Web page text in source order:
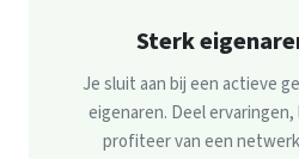
Sterk
Je sluit aan bij een actieve
eigenaren. Deel
profiteer van een